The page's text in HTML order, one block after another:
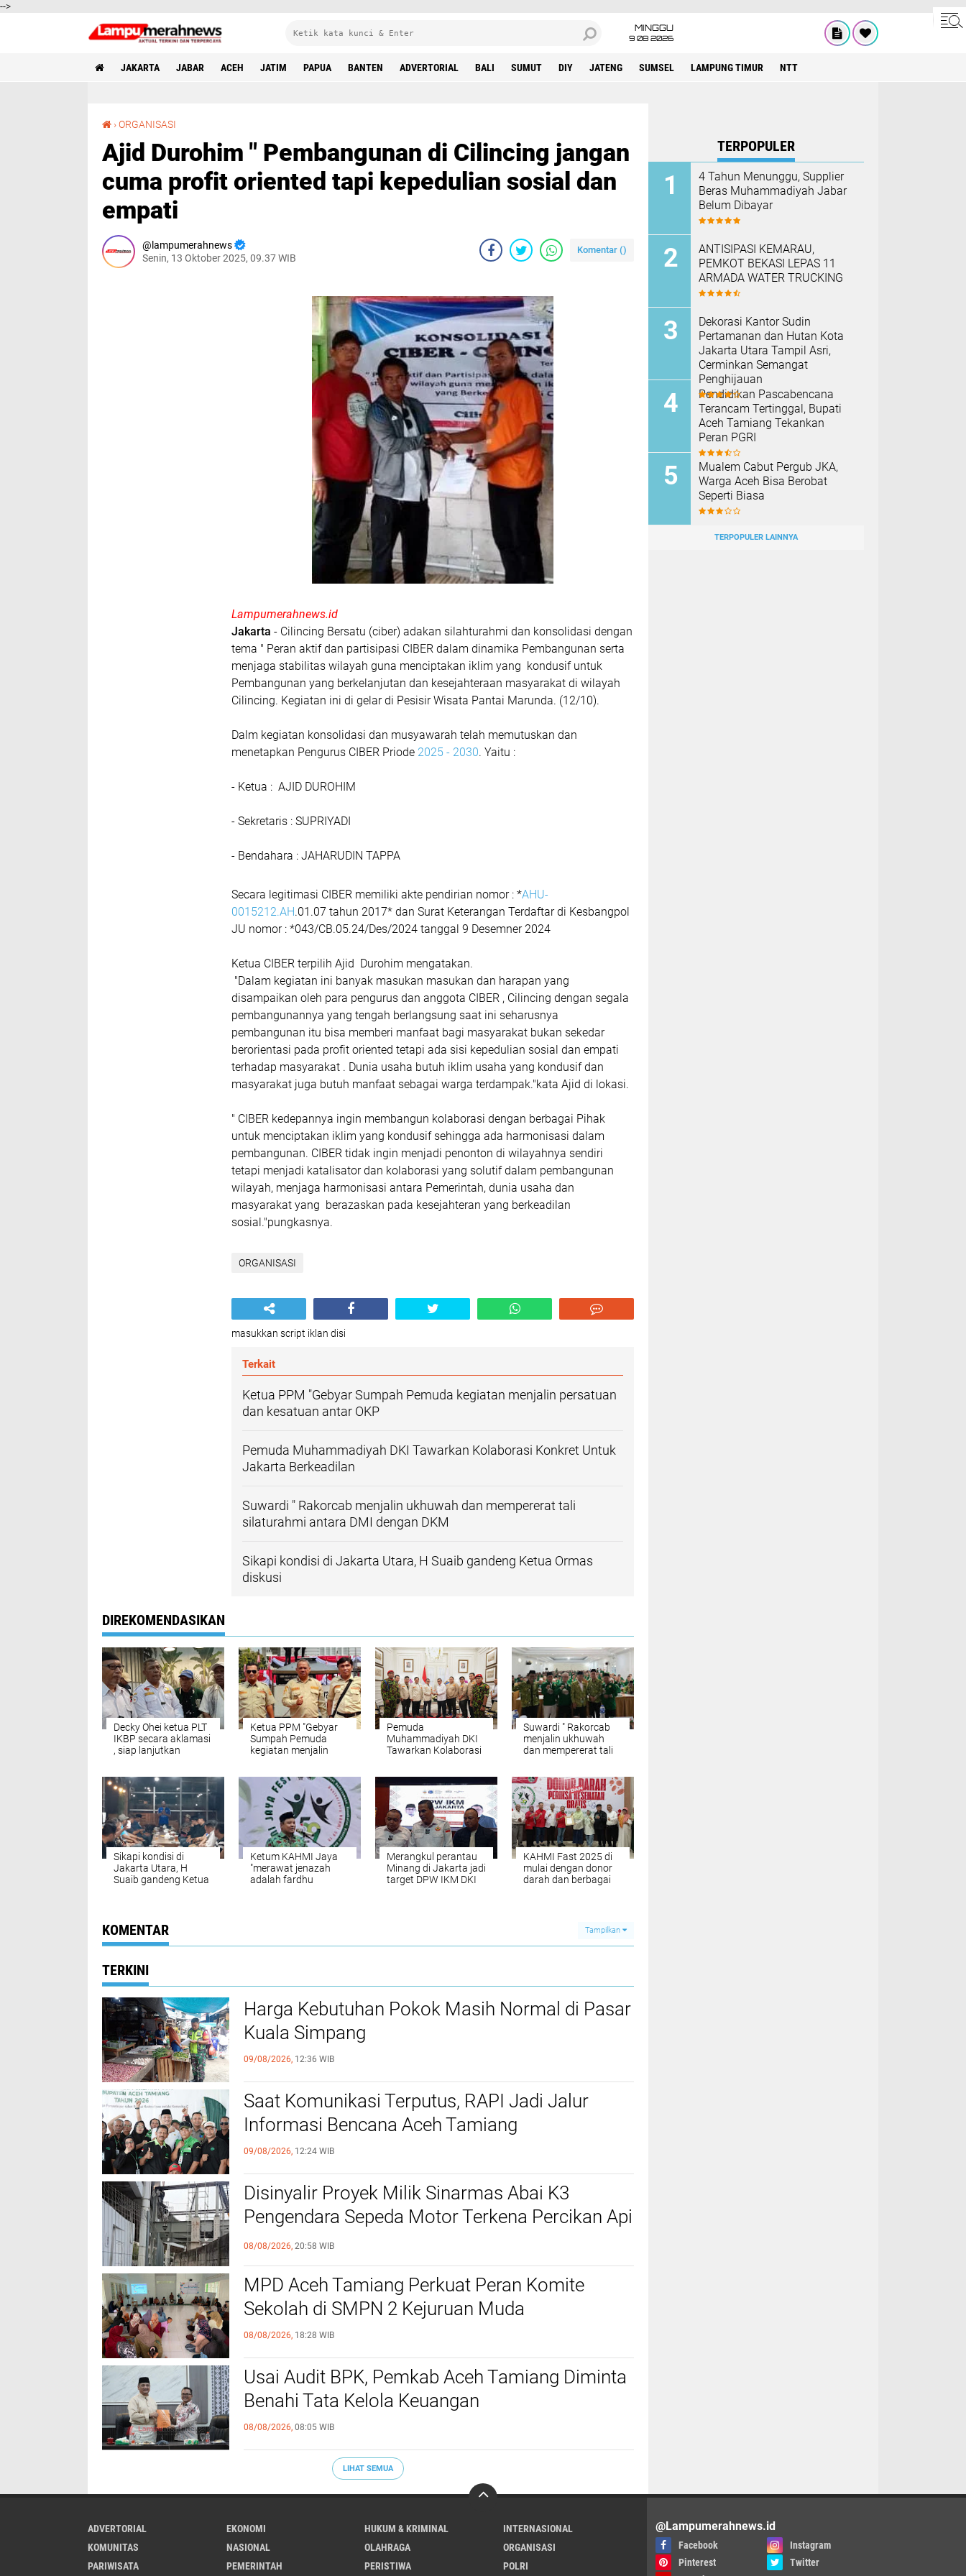
-->
MINGGU
9 08 2026
JAKARTA JABAR ACEH JATIM PAPUA BANTEN ADVERTORIAL BALI SUMUT DIY JATENG SUMSEL LAMPUNG TIMUR NTT
›ORGANISASI
Ajid Durohim " Pembangunan di Cilincing jangan
cuma profit oriented tapi kepedulian sosial dan
empati
lampumerahnews
Senin, 13 Oktober 2025, 09.37 WIB
Komentar ()
Lampumerahnews.id
Jakarta - Cilincing Bersatu (ciber) adakan silahturahmi dan konsolidasi dengan
tema " Peran aktif dan partisipasi CIBER dalam dinamika Pembangunan serta
menjaga stabilitas wilayah guna menciptakan iklim yang kondusif untuk
Pembangunan yang berkelanjutan dan kesejahteraan masyarakat di wilayah
Cilincing. Kegiatan ini di gelar di Pesisir Wisata Pantai Marunda. (12/10).
Dalm kegiatan konsolidasi dan musyawarah telah memutuskan dan
menetapkan Pengurus CIBER Priode 2025 - 2030. Yaitu :
- Ketua : AJID DUROHIM
- Sekretaris : SUPRIYADI
- Bendahara : JAHARUDIN TAPPA
Secara legitimasi CIBER memiliki akte pendirian nomor : *AHU-
0015212.AH.01.07 tahun 2017* dan Surat Keterangan Terdaftar di Kesbangpol
JU nomor : *043/CB.05.24/Des/2024 tanggal 9 Desemner 2024
Ketua CIBER terpilih Ajid Durohim mengatakan.
"Dalam kegiatan ini banyak masukan masukan dan harapan yang
disampaikan oleh para pengurus dan anggota CIBER , Cilincing dengan segala
pembangunannya yang tengah berlangsung saat ini seharusnya
pembangunan itu bisa memberi manfaat bagi masyarakat bukan sekedar
berorientasi pada profit oriented tetapi ada sisi kepedulian sosial dan empati
terhadap masyarakat . Dunia usaha butuh iklim usaha yang kondusif dan
masyarakat juga butuh manfaat sebagai warga terdampak."kata Ajid di lokasi.
" CIBER kedepannya ingin membangun kolaborasi dengan berbagai Pihak
untuk menciptakan iklim yang kondusif sehingga ada harmonisasi dalam
pembangunan. CIBER tidak ingin menjadi penonton di wilayahnya sendiri
tetapi menjadi katalisator dan kolaborasi yang solutif dalam pembangunan
wilayah, menjaga harmonisasi antara Pemerintah, dunia usaha dan
masyarakat yang berazaskan pada kesejahteran yang berkeadilan
sosial."pungkasnya.
ORGANISASI
masukkan script iklan disi
Terkait
Ketua PPM "Gebyar Sumpah Pemuda kegiatan menjalin persatuan
dan kesatuan antar OKP
Pemuda Muhammadiyah DKI Tawarkan Kolaborasi Konkret Untuk
Jakarta Berkeadilan
Suwardi " Rakorcab menjalin ukhuwah dan mempererat tali
silaturahmi antara DMI dengan DKM
Sikapi kondisi di Jakarta Utara, H Suaib gandeng Ketua Ormas
diskusi
DIREKOMENDASIKAN
Decky Ohei ketua PLT
IKBP secara aklamasi
, siap lanjutkan
Ketua PPM "Gebyar
Sumpah Pemuda
kegiatan menjalin
Pemuda
Muhammadiyah DKI
Tawarkan Kolaborasi
Suwardi " Rakorcab
menjalin ukhuwah
dan mempererat tali
Sikapi kondisi di
Jakarta Utara, H
Suaib gandeng Ketua
Ketum KAHMI Jaya
"merawat jenazah
adalah fardhu
Merangkul perantau
Minang di Jakarta jadi
target DPW IKM DKI
KAHMI Fast 2025 di
mulai dengan donor
darah dan berbagai
KOMENTAR Tampilkan
TERKINI
Harga Kebutuhan Pokok Masih Normal di Pasar
Kuala Simpang
09/08/2026, 12:36 WIB
Saat Komunikasi Terputus, RAPI Jadi Jalur
Informasi Bencana Aceh Tamiang
09/08/2026, 12:24 WIB
Disinyalir Proyek Milik Sinarmas Abai K3
Pengendara Sepeda Motor Terkena Percikan Api
Las
08/08/2026, 20:58 WIB
MPD Aceh Tamiang Perkuat Peran Komite
Sekolah di SMPN 2 Kejuruan Muda
08/08/2026, 18:28 WIB
Usai Audit BPK, Pemkab Aceh Tamiang Diminta
Benahi Tata Kelola Keuangan
08/08/2026, 08:05 WIB
LIHAT SEMUA
TERPOPULER
4 Tahun Menunggu, Supplier
Beras Muhammadiyah Jabar
Belum Dibayar
ANTISIPASI KEMARAU,
PEMKOT BEKASI LEPAS 11
ARMADA WATER TRUCKING
Dekorasi Kantor Sudin
Pertamanan dan Hutan Kota
Jakarta Utara Tampil Asri,
Cerminkan Semangat
Penghijauan
Pendidikan Pascabencana
Terancam Tertinggal, Bupati
Aceh Tamiang Tekankan
Peran PGRI
Mualem Cabut Pergub JKA,
Warga Aceh Bisa Berobat
Seperti Biasa
TERPOPULER LAINNYA
ADVERTORIAL EKONOMI HUKUM & KRIMINAL
INTERNASIONAL
KOMUNITAS
NASIONAL OLAHRAGA
ORGANISASI
PARIWISATA
PEMERINTAH PERISTIWA POLRI
@Lampumerahnews.id
Facebook
Instagram
Pinterest
Twitter